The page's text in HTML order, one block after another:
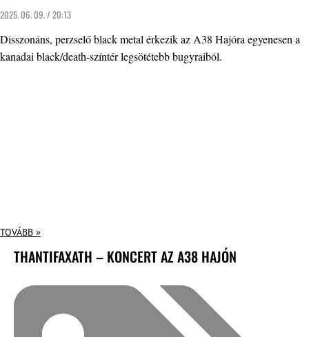
2025. 06. 09. / 20:13
Disszonáns, perzselő black metal érkezik az A38 Hajóra egyenesen a
kanadai black/death-színtér legsötétebb bugyraiból.
TOVÁBB »
THANTIFAXATH – KONCERT AZ A38 HAJÓN